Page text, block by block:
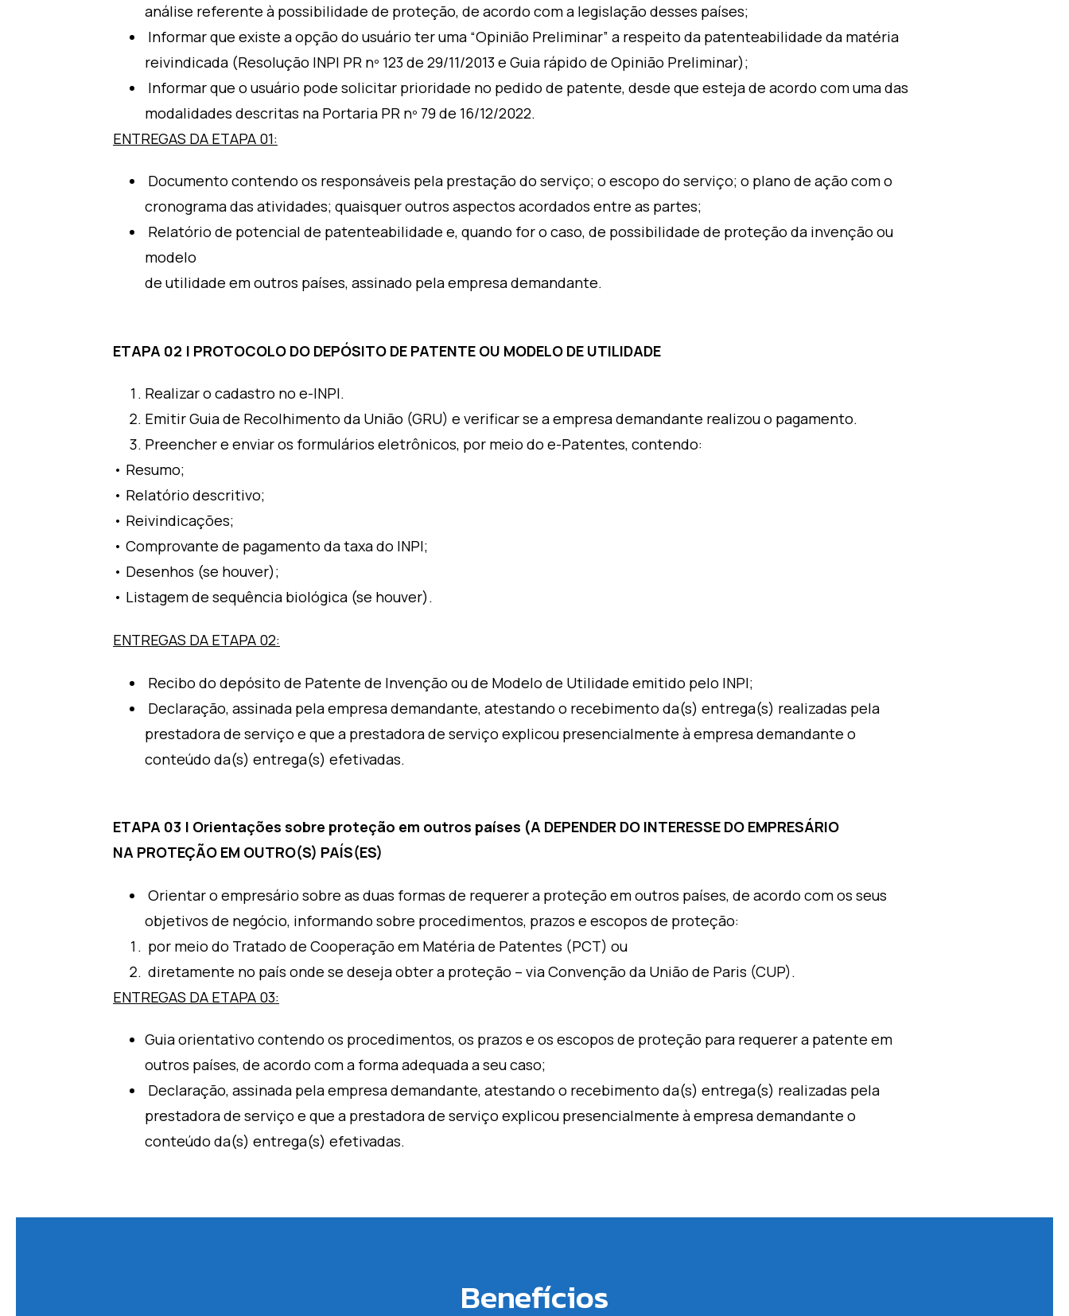
análise referente à possibilidade de proteção, de acordo com a legislação desses países;
Informar que existe a opção do usuário ter uma “Opinião Preliminar” a respeito da patenteabilidade da matéria
reivindicada (Resolução INPI PR nº 123 de 29/11/2013 e Guia rápido de Opinião Preliminar);
Informar que o usuário pode solicitar prioridade no pedido de patente, desde que esteja de acordo com uma das
modalidades descritas na Portaria PR nº 79 de 16/12/2022.
ENTREGAS DA ETAPA 01:
Documento contendo os responsáveis pela prestação do serviço; o escopo do serviço; o plano de ação com o
cronograma das atividades; quaisquer outros aspectos acordados entre as partes;
Relatório de potencial de patenteabilidade e, quando for o caso, de possibilidade de proteção da invenção ou
modelo
de utilidade em outros países, assinado pela empresa demandante.
ETAPA 02 | PROTOCOLO DO DEPÓSITO DE PATENTE OU MODELO DE UTILIDADE
Realizar o cadastro no e-INPI.
Emitir Guia de Recolhimento da União (GRU) e verificar se a empresa demandante realizou o pagamento.
Preencher e enviar os formulários eletrônicos, por meio do e-Patentes, contendo:
• Resumo;
• Relatório descritivo;
• Reivindicações;
• Comprovante de pagamento da taxa do INPI;
• Desenhos (se houver);
• Listagem de sequência biológica (se houver).
ENTREGAS DA ETAPA 02:
Recibo do depósito de Patente de Invenção ou de Modelo de Utilidade emitido pelo INPI;
Declaração, assinada pela empresa demandante, atestando o recebimento da(s) entrega(s) realizadas pela
prestadora de serviço e que a prestadora de serviço explicou presencialmente à empresa demandante o
conteúdo da(s) entrega(s) efetivadas.
ETAPA 03 | Orientações sobre proteção em outros países (A DEPENDER DO INTERESSE DO EMPRESÁRIO
NA PROTEÇÃO EM OUTRO(S) PAÍS(ES)
Orientar o empresário sobre as duas formas de requerer a proteção em outros países, de acordo com os seus
objetivos de negócio, informando sobre procedimentos, prazos e escopos de proteção:
por meio do Tratado de Cooperação em Matéria de Patentes (PCT) ou
diretamente no país onde se deseja obter a proteção – via Convenção da União de Paris (CUP).
ENTREGAS DA ETAPA 03:
Guia orientativo contendo os procedimentos, os prazos e os escopos de proteção para requerer a patente em
outros países, de acordo com a forma adequada a seu caso;
Declaração, assinada pela empresa demandante, atestando o recebimento da(s) entrega(s) realizadas pela
prestadora de serviço e que a prestadora de serviço explicou presencialmente à empresa demandante o
conteúdo da(s) entrega(s) efetivadas.
Benefícios